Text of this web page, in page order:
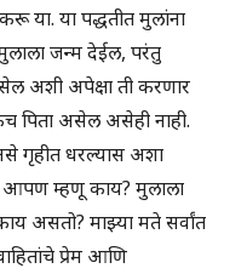
या. या पद्धतीत मुलांना
जन्म देईल, परंतु
अशी अपेक्षा ती करणार
पिता असेल असेही नाही.
गृहीत धरल्यास अशा
म्हणू काय? मुलाला
असतो? माझ्या मते सर्वांत
प्रेम आणि